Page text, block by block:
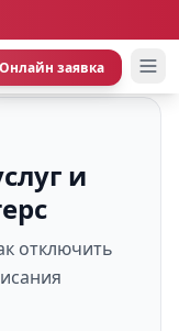
Онлайн заявка
и
отключить